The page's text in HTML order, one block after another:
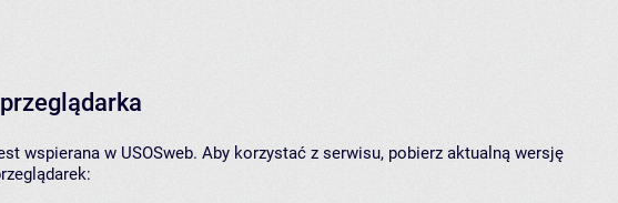
wspierana w USOSweb. Aby korzystać z serwisu, pobierz aktualną wersję